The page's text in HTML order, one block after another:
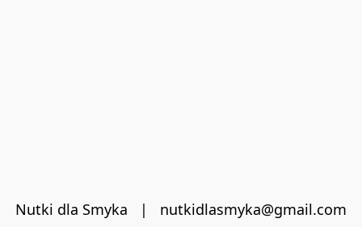
Nutki dla Smyka   |   nutkidlasmyka@gmail.com